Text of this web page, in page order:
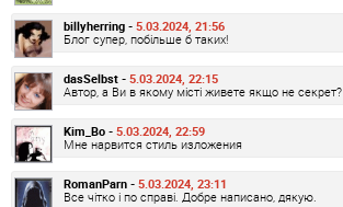
billyherring - 5.03.2024, 21:56
Блог супер, побільше б таких!
dasSelbst - 5.03.2024, 22:15
Автор, а Ви в якому місті живете якщо не секрет?
Kim_Bo - 5.03.2024, 22:59
Мне нарвится стиль изложения
RomanParn - 5.03.2024, 23:11
Все чітко і по справі. Добре написано, дякую.